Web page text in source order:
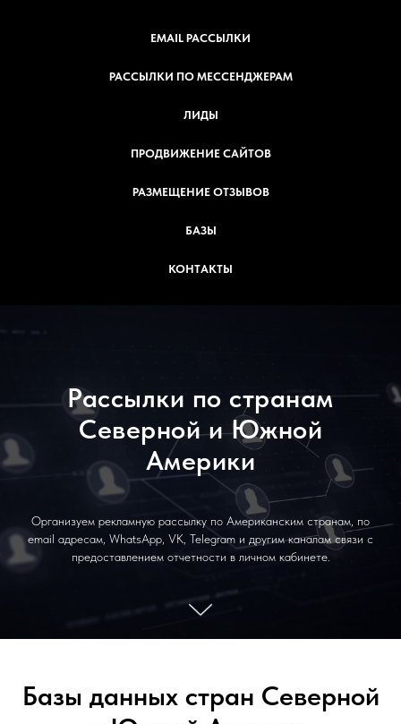
EMAIL РАССЫЛКИ
РАССЫЛКИ ПО МЕССЕНДЖЕРАМ
ЛИДЫ
ПРОДВИЖЕНИЕ САЙТОВ
РАЗМЕЩЕНИЕ ОТЗЫВОВ
БАЗЫ
КОНТАКТЫ
Рассылки по странам
Северной и Южной
Америки
Организуем рекламную рассылку по Американским странам, по
email адресам, WhatsApp, VK, Telegram и другим каналам связи с
предоставлением отчетности в личном кабинете.
Базы данных стран Северной